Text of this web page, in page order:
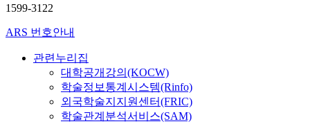
1599-3122
ARS 번호안내
관련누리집
대학공개강의(KOCW)
학술정보통계시스템(Rinfo)
외국학술지지원센터(FRIC)
학술관계분석서비스(SAM)